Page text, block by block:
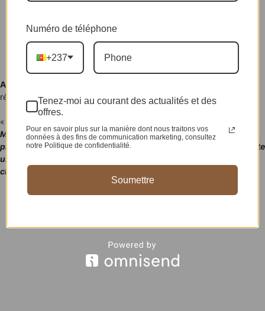
Aimée Virgile
révélation issue de sa série «Woman and Material« :
«
Même si certains estiment qu’elle copie ce qui existe déjà, moi je
prends toujours le temps de comparer, et je trouve qu’elle apporte
un vrai plus, une touche qui lui est propre. C’est ce que j’aime
chez elle.
Numéro de téléphone
+237
Tenez-moi au courant des actualités et des
offres.
Pour en savoir plus sur la manière dont nous traitons vos
données à des fins de communication marketing, consultez
notre Politique de confidentialité.
Soumettre